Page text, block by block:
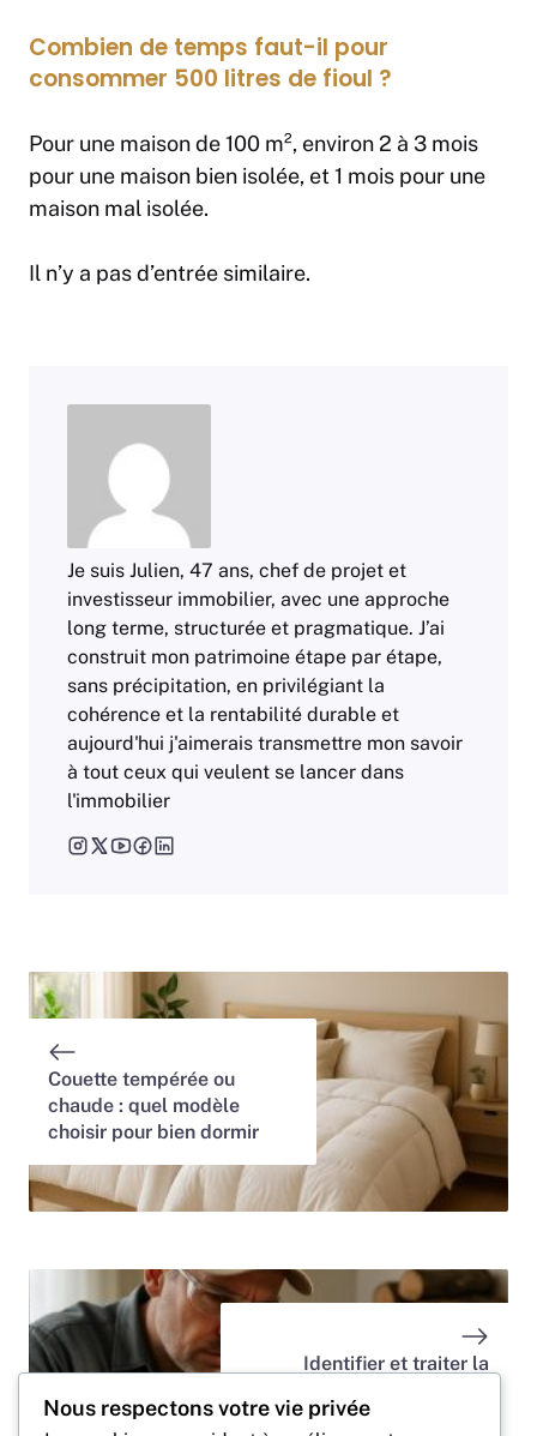
Combien de temps faut-il pour
consommer 500 litres de fioul ?
Pour une maison de 100 m², environ 2 à 3 mois
pour une maison bien isolée, et 1 mois pour une
maison mal isolée.
Il n’y a pas d’entrée similaire.
Je suis Julien, 47 ans, chef de projet et
investisseur immobilier, avec une approche
long terme, structurée et pragmatique. J’ai
construit mon patrimoine étape par étape,
sans précipitation, en privilégiant la
cohérence et la rentabilité durable et
aujourd'hui j'aimerais transmettre mon savoir
à tout ceux qui veulent se lancer dans
l'immobilier
Couette tempérée ou
chaude : quel modèle
choisir pour bien dormir
Identifier et traiter la
chauffage pour éviter les
Nous respectons votre vie privée